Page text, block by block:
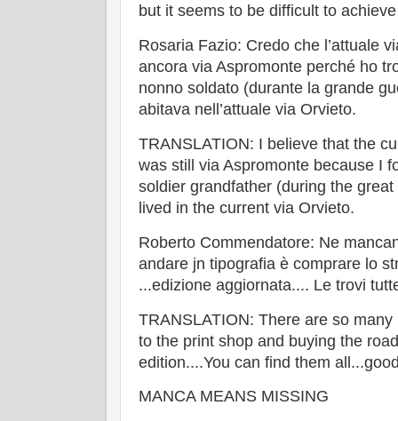
but it seems to be difficult to achieve
Rosaria Fazio: Credo che l’attuale
ancora via Aspromonte perché ho
nonno soldato (durante la grande
abitava nell’attuale via Orvieto.
TRANSLATION: I believe that the
was still via Aspromonte because I
soldier grandfather (during the
lived in the current via Orvieto.
Roberto Commendatore: Ne
andare jn tipografia è comprare lo
...edizione aggiornata.... Le trovi
TRANSLATION: There are so
to the print shop and buying the
edition....You can find them
MANCA MEANS MISSING